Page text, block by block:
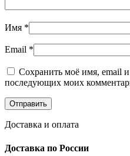
Имя *
Email *
Сохранить моё имя, email и
последующих моих
Доставка и оплата
Доставка по России